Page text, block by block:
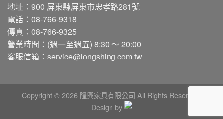
地址：900 屏東縣屏東市忠孝路281號
電話：08-766-9318
傳真：08-766-9325
營業時間：(週一至週五) 8:30 ～ 20:00
客服信箱： service@longshing.com.tw
Copyright © 2026 隆興家具有限公司 All Rights Reserved.
Design by